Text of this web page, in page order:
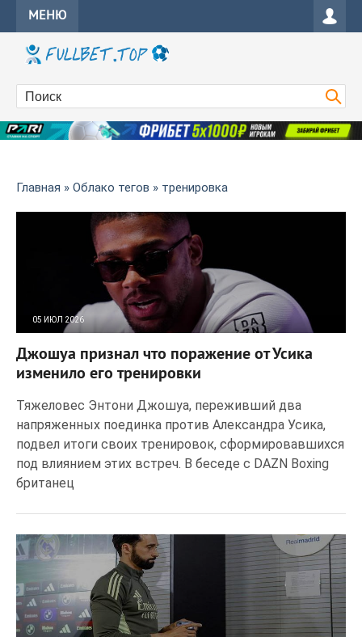
МЕНЮ
Главная » Облако тегов » тренировка
05 ИЮЛ 2026
Джошуа признал что поражение от Усика
изменило его тренировки
Тяжеловес Энтони Джошуа, переживший два
напряженных поединка против Александра Усика,
подвел итоги своих тренировок, сформировавшихся
под влиянием этих встреч. В беседе с DAZN Boxing
британец